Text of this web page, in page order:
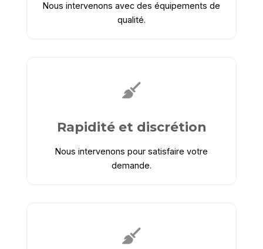
Nous intervenons avec des équipements de
qualité.
Rapidité et discrétion
Nous intervenons pour satisfaire votre
demande.